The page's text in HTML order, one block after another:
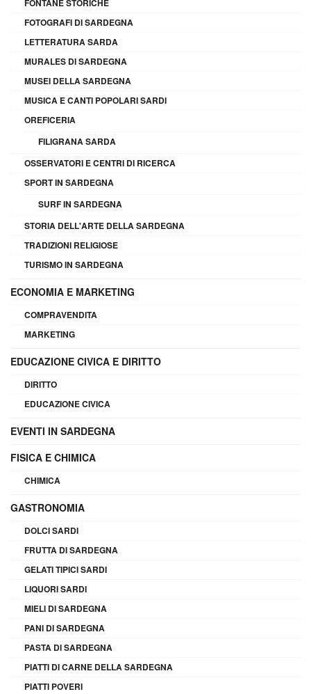
FONTANE STORICHE
FOTOGRAFI DI SARDEGNA
LETTERATURA SARDA
MURALES DI SARDEGNA
MUSEI DELLA SARDEGNA
MUSICA E CANTI POPOLARI SARDI
OREFICERIA
FILIGRANA SARDA
OSSERVATORI E CENTRI DI RICERCA
SPORT IN SARDEGNA
SURF IN SARDEGNA
STORIA DELL'ARTE DELLA SARDEGNA
TRADIZIONI RELIGIOSE
TURISMO IN SARDEGNA
ECONOMIA E MARKETING
COMPRAVENDITA
MARKETING
EDUCAZIONE CIVICA E DIRITTO
DIRITTO
EDUCAZIONE CIVICA
EVENTI IN SARDEGNA
FISICA E CHIMICA
CHIMICA
GASTRONOMIA
DOLCI SARDI
FRUTTA DI SARDEGNA
GELATI TIPICI SARDI
LIQUORI SARDI
MIELI DI SARDEGNA
PANI DI SARDEGNA
PASTA DI SARDEGNA
PIATTI DI CARNE DELLA SARDEGNA
PIATTI POVERI